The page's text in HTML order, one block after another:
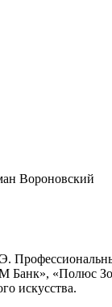
Вороновский
Банк», «Полюс
искусства.